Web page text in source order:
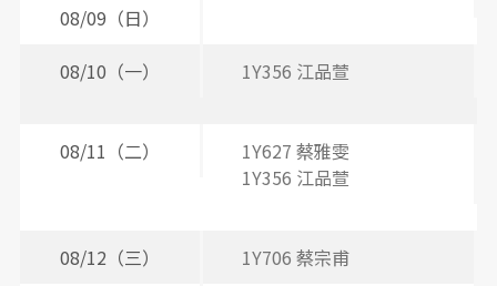
08/09（日）
08/10（一）
1Y356 江品萱
08/11（二）
1Y627 蔡雅雯
1Y356 江品萱
08/12（三） 1Y706 蔡宗甫